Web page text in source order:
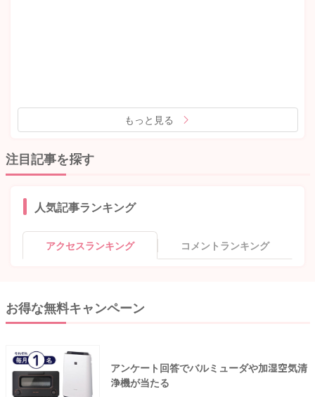
もっと見る
注目記事を探す
人気記事ランキング
アクセスランキング コメントランキング
お得な無料キャンペーン
アンケート回答でバルミューダや加湿空気清
浄機が当たる